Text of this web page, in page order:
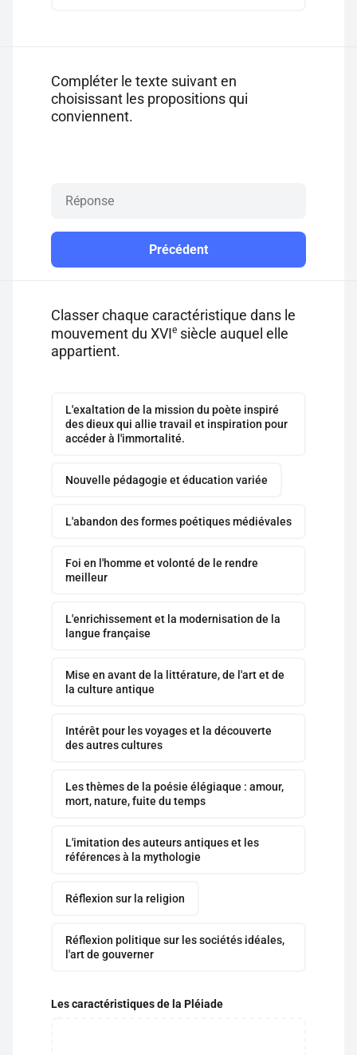
Compléter le texte suivant en
choisissant les propositions qui
conviennent.
Précédent
Classer chaque caractéristique dans le
mouvement du XVIe siècle auquel elle
appartient.
L'exaltation de la mission du poète inspiré
des dieux qui allie travail et inspiration pour
accéder à l'immortalité.
Nouvelle pédagogie et éducation variée
L'abandon des formes poétiques médiévales
Foi en l'homme et volonté de le rendre
meilleur
L'enrichissement et la modernisation de la
langue française
Mise en avant de la littérature, de l'art et de
la culture antique
Intérêt pour les voyages et la découverte
des autres cultures
Les thèmes de la poésie élégiaque : amour,
mort, nature, fuite du temps
L'imitation des auteurs antiques et les
références à la mythologie
Réflexion sur la religion
Réflexion politique sur les sociétés idéales,
l'art de gouverner
Les caractéristiques de la Pléiade